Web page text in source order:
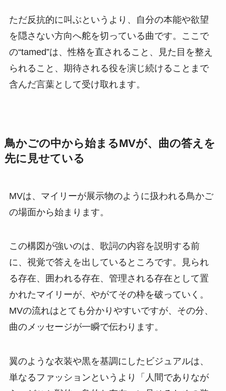
ただ反抗的に叫ぶというより、自分の本能や欲望
を隠さない方向へ舵を切っている曲です。ここで
の“tamed”は、性格を直されること、見た目を整え
られること、期待される役を演じ続けることまで
含んだ言葉として受け取れます。
鳥かごの中から始まるMVが、曲の答えを
先に見せている
MVは、マイリーが展示物のように扱われる鳥かご
の場面から始まります。
この構図が強いのは、歌詞の内容を説明する前
に、視覚で答えを出しているところです。見られ
る存在、囲われる存在、管理される存在として置
かれたマイリーが、やがてその枠を破っていく。
MVの流れはとても分かりやすいですが、その分、
曲のメッセージが一瞬で伝わります。
翼のような衣装や黒を基調にしたビジュアルは、
単なるファッションというより「人間でありなが